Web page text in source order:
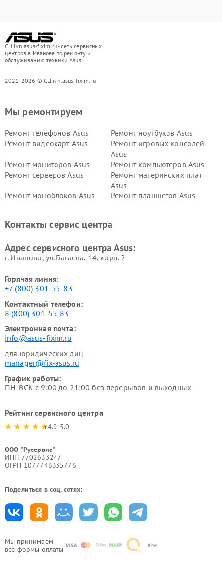
СЦ ivn.asus-fixim.ru - сеть сервисных
центров в Иванове по ремонту и
обслуживанию техники Asus
2021-2026 © СЦ ivn.asus-fixim.ru
Мы принимаем
все формы оплаты
Мы ремонтируем
Ремонт телефонов Asus
Ремонт ноутбуков Asus
Ремонт видеокарт Asus
Ремонт игровых консолей
Asus
Ремонт мониторов Asus
Ремонт компьютеров Asus
Ремонт серверов Asus
Ремонт материнских плат
Asus
Ремонт моноблоков Asus
Ремонт планшетов Asus
Контакты сервис центра
Адрес сервисного центра Asus:
г. Иваново, ул. Багаева, 14, корп. 2
Горячая линия:
+7 (800) 301-55-83
Контактный телефон:
8 (800) 301-55-83
Электронная почта:
info@asus-fixim.ru
для юридических лиц
manager@fix-asus.ru
График работы:
ПН-ВСК с 9:00 до 21:00 без перерывов и выходных
Рейтинг сервисного центра
4.9-5.0
ООО "Русервис"
ИНН 7702633247
ОГРН 1077746335776
Поделиться в соц. сетях: